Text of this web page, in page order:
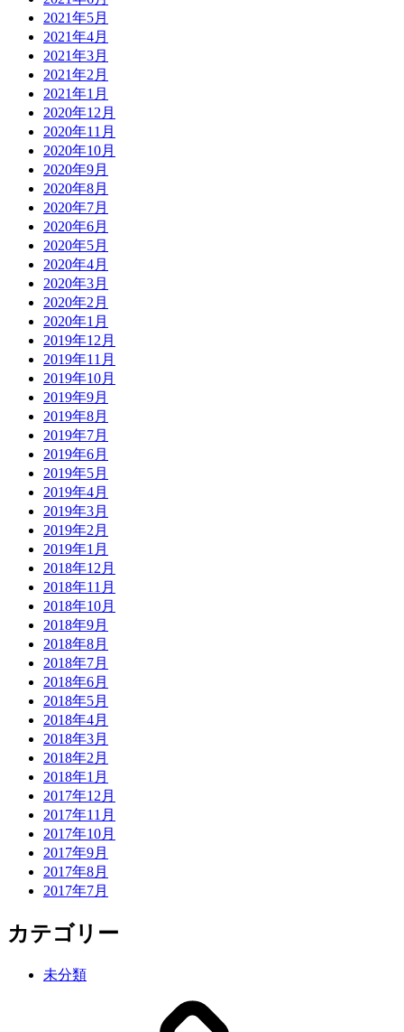
2021年5月
2021年4月
2021年3月
2021年2月
2021年1月
2020年12月
2020年11月
2020年10月
2020年9月
2020年8月
2020年7月
2020年6月
2020年5月
2020年4月
2020年3月
2020年2月
2020年1月
2019年12月
2019年11月
2019年10月
2019年9月
2019年8月
2019年7月
2019年6月
2019年5月
2019年4月
2019年3月
2019年2月
2019年1月
2018年12月
2018年11月
2018年10月
2018年9月
2018年8月
2018年7月
2018年6月
2018年5月
2018年4月
2018年3月
2018年2月
2018年1月
2017年12月
2017年11月
2017年10月
2017年9月
2017年8月
2017年7月
カテゴリー
未分類